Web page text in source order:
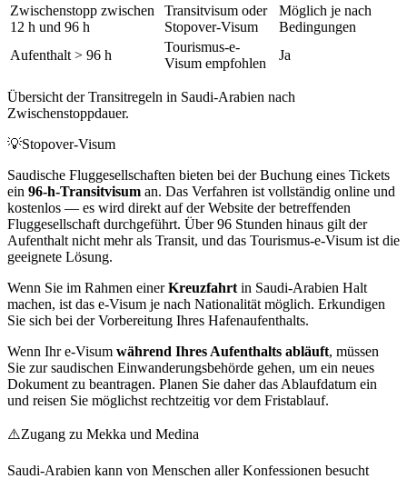
Zwischenstopp zwischen
12 h und 96 h
Transitvisum oder
Stopover-Visum
Möglich je nach
Bedingungen
Aufenthalt > 96 h
Tourismus-e-
Visum empfohlen
Ja
Übersicht der Transitregeln in Saudi-Arabien nach
Zwischenstoppdauer.
💡Stopover-Visum
Saudische Fluggesellschaften bieten bei der Buchung eines Tickets
ein 96-h-Transitvisum an. Das Verfahren ist vollständig online und
kostenlos — es wird direkt auf der Website der betreffenden
Fluggesellschaft durchgeführt. Über 96 Stunden hinaus gilt der
Aufenthalt nicht mehr als Transit, und das Tourismus-e-Visum ist die
geeignete Lösung.
Wenn Sie im Rahmen einerKreuzfahrt in Saudi-Arabien Halt
machen, ist das e-Visum je nach Nationalität möglich. Erkundigen
Sie sich bei der Vorbereitung Ihres Hafenaufenthalts.
Wenn Ihr e-Visum während Ihres Aufenthalts abläuft, müssen
Sie zur saudischen Einwanderungsbehörde gehen, um ein neues
Dokument zu beantragen. Planen Sie daher das Ablaufdatum ein
und reisen Sie möglichst rechtzeitig vor dem Fristablauf.
⚠️Zugang zu Mekka und Medina
Saudi-Arabien kann von Menschen aller Konfessionen besucht